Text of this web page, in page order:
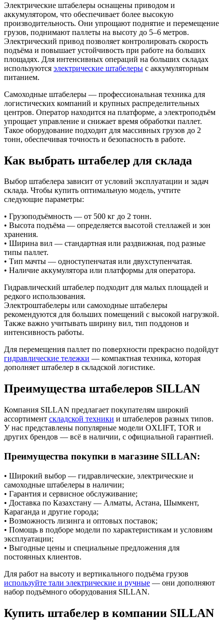
Электрические штабелеры оснащены приводом и
аккумулятором, что обеспечивает более высокую
производительность. Они упрощают поднятие и перемещение
грузов, поднимают паллеты на высоту до 5–6 метров.
Электрический привод позволяет контролировать скорость
подъёма и повышает устойчивость при работе на больших
площадях. Для интенсивных операций на больших складах
используются электрические штабелеры с аккумуляторным
питанием.
Самоходные штабелеры — профессиональная техника для
логистических компаний и крупных распределительных
центров. Оператор находится на платформе, а электроподъём
упрощает управление и снижает время обработки паллет.
Такое оборудование подходит для массивных грузов до 2
тонн, обеспечивая точность и безопасность в работе.
Как выбрать штабелер для склада
Выбор штабелера зависит от условий эксплуатации и задач
склада. Чтобы купить оптимальную модель, учтите
следующие параметры:
• Грузоподъёмность — от 500 кг до 2 тонн.
• Высота подъёма — определяется высотой стеллажей и зон
хранения.
• Ширина вил — стандартная или раздвижная, под разные
типы паллет.
• Тип мачты — одноступенчатая или двухступенчатая.
• Наличие аккумулятора или платформы для оператора.
Гидравлический штабелер подходит для малых площадей и
редкого использования.
Электроштабелеры или самоходные штабелеры
рекомендуются для больших помещений с высокой нагрузкой.
Также важно учитывать ширину вил, тип поддонов и
интенсивность работы.
Для перемещения паллет по поверхности прекрасно подойдут
гидравлические тележки — компактная техника, которая
дополняет штабелер в складской логистике.
Преимущества штабелеров SILLAN
Компания SILLAN предлагает покупателям широкий
ассортимент складской техники и штабелеров разных типов.
У нас представлены популярные модели OXLIFT, TOR и
других брендов — всё в наличии, с официальной гарантией.
Преимущества покупки в магазине SILLAN:
• Широкий выбор — гидравлические, электрические и
самоходные штабелеры в наличии;
• Гарантия и сервисное обслуживание;
• Доставка по Казахстану — Алматы, Астана, Шымкент,
Караганда и другие города;
• Возможность лизинга и оптовых поставок;
• Помощь в подборе модели по характеристикам и условиям
эксплуатации;
• Выгодные цены и специальные предложения для
постоянных клиентов.
Для работ на высоту и вертикального подъёма грузов
используйте тали электрические и ручные — они дополняют
набор подъёмного оборудования SILLAN.
Купить штабелер в компании SILLAN